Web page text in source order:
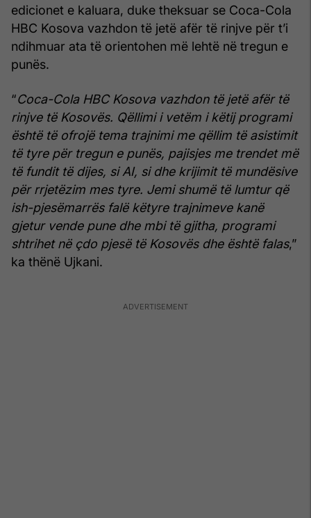
edicionet e kaluara, duke theksuar se Coca-Cola
HBC Kosova vazhdon të jetë afër të rinjve për t’i
ndihmuar ata të orientohen më lehtë në tregun e
punës.
“Coca-Cola HBC Kosova vazhdon të jetë afër të
rinjve të Kosovës. Qëllimi i vetëm i këtij programi
është të ofrojë tema trajnimi me qëllim të asistimit
të tyre për tregun e punës, pajisjes me trendet më
të fundit të dijes, si AI, si dhe krijimit të mundësive
për rrjetëzim mes tyre. Jemi shumë të lumtur që
ish-pjesëmarrës falë këtyre trajnimeve kanë
gjetur vende pune dhe mbi të gjitha, programi
shtrihet në çdo pjesë të Kosovës dhe është falas,”
ka thënë Ujkani.